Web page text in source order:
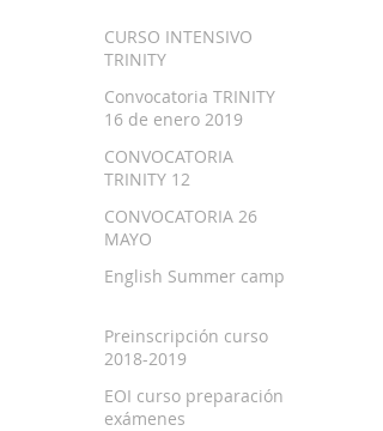
CURSO INTENSIVO
TRINITY
Convocatoria TRINITY
16 de enero 2019
CONVOCATORIA
TRINITY 12
CONVOCATORIA 26
MAYO
English Summer camp
Preinscripción curso
2018-2019
EOI curso preparación
exámenes